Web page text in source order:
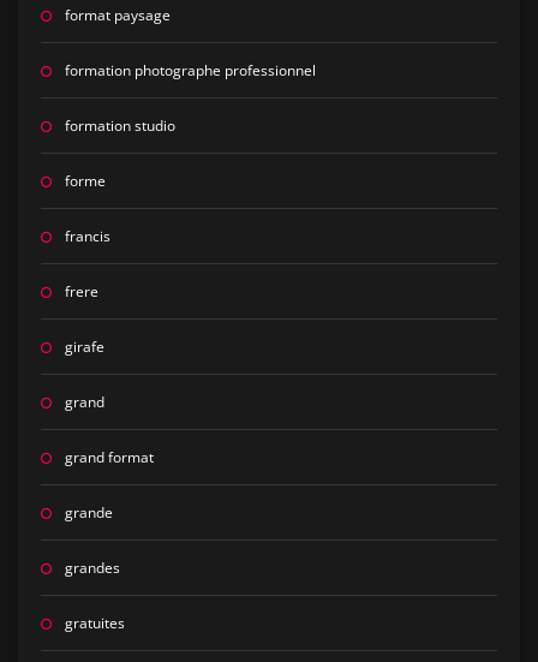
format paysage
formation photographe professionnel
formation studio
forme
francis
frere
girafe
grand
grand format
grande
grandes
gratuites